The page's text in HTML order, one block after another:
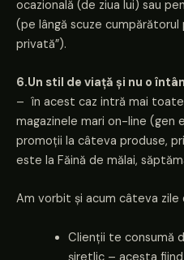
ocazională (de ziua lui) sau
(pe lângă scuze
privată”).
6.Un stil de viață și nu o
– în acest caz intră mai
magazinele mari on-line (gen
promoții la câteva produse,
este la Făină de mălai,
Am vorbit și acum câteva zile
Clienții te consumă